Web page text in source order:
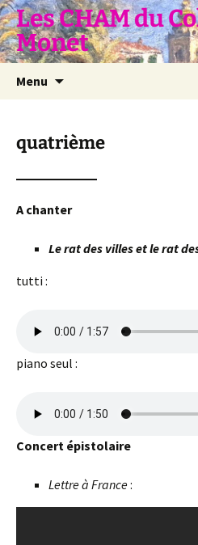
Aller
au
contenu
Les CHAM du
Monet
Menu
quatrième
A chanter
Le rat des villes et le rat
tutti :
piano seul :
Concert épistolaire
Lettre à France: